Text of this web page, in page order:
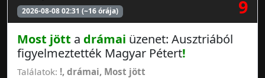
2026-08-08 02:31 (~16 órája) 9
Most jött a drámai üzenet: Ausztriából
figyelmeztették Magyar Pétert!
Találatok: !, drámai, Most jött